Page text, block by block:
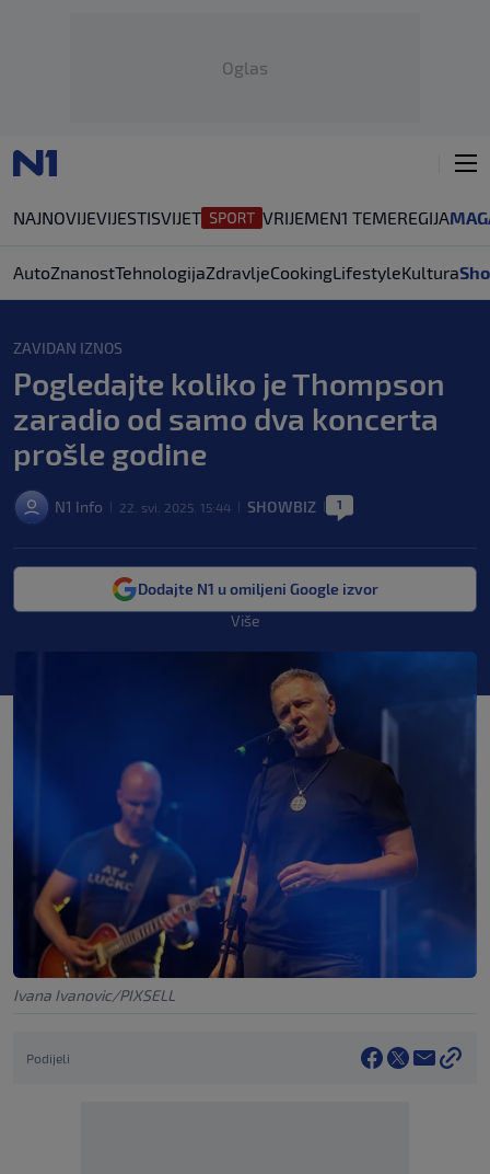
Oglas
NAJNOVIJEVIJESTISVIJET VRIJEMEN1 TEMEREGIJA
AutoZnanostTehnologijaZdravljeCookingLifestyleKultura
ZAVIDAN IZNOS
Pogledajte koliko je Thompson
zaradio od samo dva koncerta
prošle godine
N1 Info 22. svi. 2025. 15:44 SHOWBIZ 1
Dodajte N1 u omiljeni Google izvor
Više
Ivana Ivanovic/PIXSELL
Podijeli